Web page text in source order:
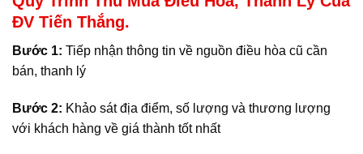
ĐV Tiến Thắng.
Bước 1: Tiếp nhận thông tin về nguồn điều hòa cũ cần
bán, thanh lý
Bước 2: Khảo sát địa điểm, số lượng và thương lượng
với khách hàng về giá thành tốt nhất